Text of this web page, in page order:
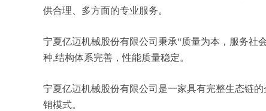
供合理、多方面的专业服务。
宁夏亿迈机械股份有限公司秉承“质量为本，服务社
种,结构体系完善，性能质量稳定。
宁夏亿迈机械股份有限公司是一家具有完整生态链
销模式。